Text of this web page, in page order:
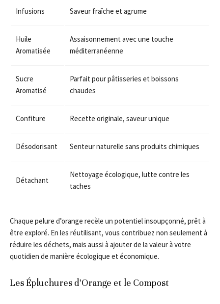
Infusions Saveur fraîche et agrume
Huile
Aromatisée
Assaisonnement avec une touche
méditerranéenne
Sucre
Aromatisé
Parfait pour pâtisseries et boissons
chaudes
Confiture Recette originale, saveur unique
Désodorisant Senteur naturelle sans produits chimiques
Détachant
Nettoyage écologique, lutte contre les
taches
Chaque pelure d’orange recèle un potentiel insoupçonné, prêt à
être exploré. En les réutilisant, vous contribuez non seulement à
réduire les déchets, mais aussi à ajouter de la valeur à votre
quotidien de manière écologique et économique.
Les Épluchures d’Orange et le Compost